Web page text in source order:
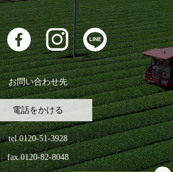
お問い合わせ先
電話をかける
tel.0120-51-3928
fax.0120-82-8048